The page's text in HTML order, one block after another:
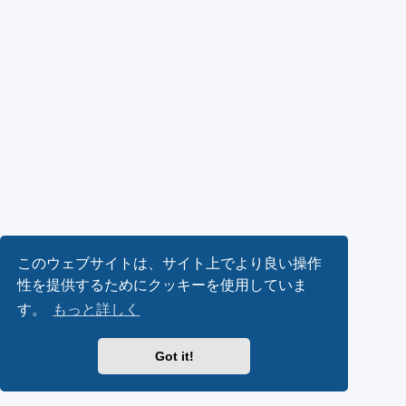
このウェブサイトは、サイト上でより良い操作
性を提供するためにクッキーを使用していま
す。
もっと詳しく
Got it!